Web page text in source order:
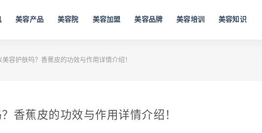
美容产品 美容院 美容加盟 美容品牌 美容培训 美容知识
美容护肤吗？香蕉皮的功效与作用详情介绍！
香蕉皮的功效与作用详情介绍！